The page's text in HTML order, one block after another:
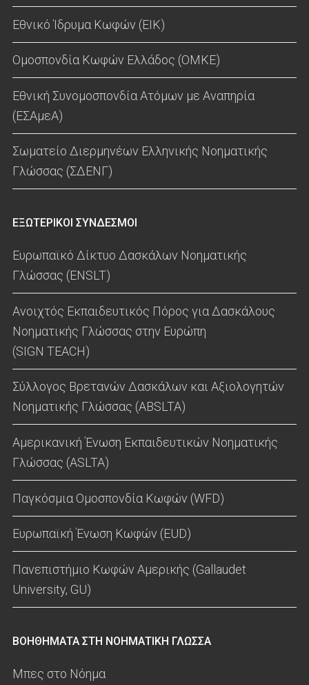
Εθνικό Ίδρυμα Κωφών (ΕΙΚ)
Ομοσπονδία Κωφών Ελλάδος (ΟΜΚΕ)
Εθνική Συνομοσπονδία Ατόμων με Αναπηρία
(ΕΣΑμεΑ)
Σωματείο Διερμηνέων Ελληνικής Νοηματικής
Γλώσσας (ΣΔΕΝΓ)
ΕΞΩΤΕΡΙΚΟΙ ΣΥΝΔΕΣΜΟΙ
Ευρωπαϊκό Δίκτυο Δασκάλων Νοηματικής
Γλώσσας (ENSLT)
Ανοιχτός Εκπαιδευτικός Πόρος για Δασκάλους
Νοηματικής Γλώσσας στην Ευρώπη
(SIGN TEACH)
Σύλλογος Βρετανών Δασκάλων και Αξιολογητών
Νοηματικής Γλώσσας (ABSLTA)
Αμερικανική Ένωση Εκπαιδευτικών Νοηματικής
Γλώσσας (ASLTA)
Παγκόσμια Ομοσπονδία Κωφών (WFD)
Ευρωπαϊκή Ένωση Κωφών (EUD)
Πανεπιστήμιο Κωφών Αμερικής (Gallaudet
University, GU)
ΒΟΗΘΗΜΑΤΑ ΣΤΗ ΝΟΗΜΑΤΙΚΗ ΓΛΩΣΣΑ
Μπες στο Νόημα